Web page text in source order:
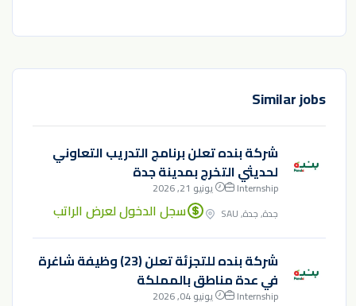
Similar jobs
شركة بنده تعلن برنامج التدريب التعاوني
لحديثي التخرج بمدينة جدة
Internship
يونيو 21, 2026
جدة, جدة, SAU
سجل الدخول لعرض الراتب
شركة بنده للتجزئة تعلن (23) وظيفة شاغرة
في عدة مناطق بالمملكة
Internship
يونيو 04, 2026